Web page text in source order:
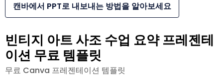
캔바에서 PPT로 내보내는 방법을 알아보세요
빈티지 아트 사조 수업 요약 프레젠테
이션 무료 템플릿
무료 Canva 프레젠테이션 템플릿